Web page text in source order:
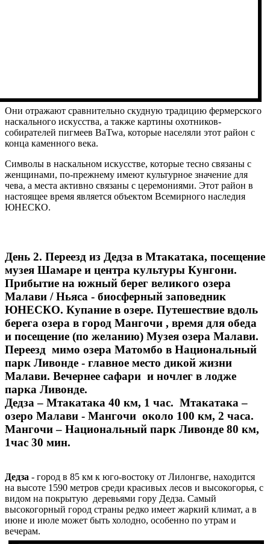
Они отражают сравнительно скудную традицию фермерского
наскального искусства, а также картины охотников-
собирателей пигмеев BaTwa, которые населяли этот район с
конца каменного века.
Символы в наскальном искусстве, которые тесно связаны с
женщинами, по-прежнему имеют культурное значение для
чева, а места активно связаны с церемониями. Этот район в
настоящее время является объектом Всемирного наследия
ЮНЕСКО.
День 2. Переезд из Дедза в Мтакатака, посещение
музея Шамаре и центра культуры Кунгони.
Прибытие на южный берег великого озера
Малави / Ньяса - биосферный заповедник
ЮНЕСКО. Купание в озере. Путешествие вдоль
берега озера в город Мангочи , время для обеда
и посещение (по желанию) Музея озера Малави.
Переезд мимо озера Матомбо в Национальный
парк Ливонде - главное место дикой жизни
Малави. Вечернее сафари и ночлег в лодже
парка Ливонде.
Дедза – Мтакатака 40 км, 1 час. Мтакатака –
озеро Малави - Мангочи около 100 км, 2 часа.
Мангочи – Национальный парк Ливонде 80 км,
1час 30 мин.
Дедза - город в 85 км к юго-востоку от Лилонгве, находится
на высоте 1590 метров среди красивых лесов и высокогорья, с
видом на покрытую деревьями гору Дедза. Самый
высокогорный город страны редко имеет жаркий климат, а в
июне и июле может быть холодно, особенно по утрам и
вечерам.